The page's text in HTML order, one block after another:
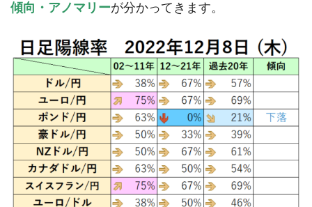
傾向・アノマリーが分かってきます。